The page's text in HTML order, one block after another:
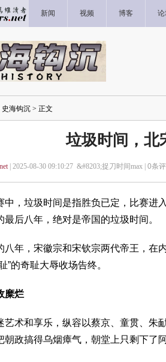
新闻 视频 博客
史海钩沉 > 正文
垃圾时间，北
| 2025-08-30 09:10:27 &#8203;捉刀时间max | 0条评
中，垃圾时间是指胜负已定，比赛进
最后八年，绝对是帝国的垃圾时间。
八年，宋徽宗和宋钦宗两代帝王，在
”的奇耻大辱收场告终。
糜烂
艺术和享乐，纵容以蔡京、童贯、朱
朝政搞得乌烟瘴气，朝堂上只剩下了